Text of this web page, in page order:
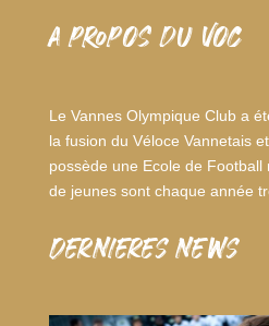
A PROPOS DU VOC
Le Vannes Olympique Club a
la fusion du Véloce Vannetais
possède une Ecole de
de jeunes sont chaque année
dernieres news